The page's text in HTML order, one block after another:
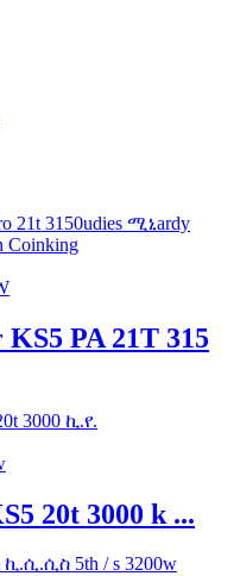
PA 21T 315
20t 3000 k ...